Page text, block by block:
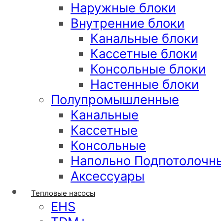
Наружные блоки
Внутренние блоки
Канальные блоки
Кассетные блоки
Консольные блоки
Настенные блоки
Полупромышленные
Канальные
Кассетные
Консольные
Напольно
Аксессуары
Тепловые насосы
EHS